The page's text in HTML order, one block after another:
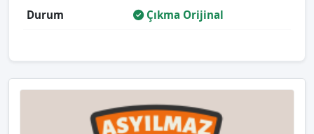
Durum Çıkma Orijinal